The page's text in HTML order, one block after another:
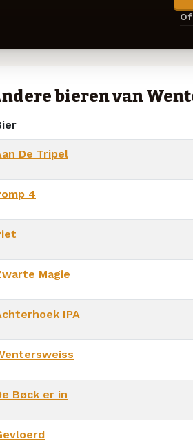
bieren van
De Tripel
4
Magie
IPA
Bøck er in